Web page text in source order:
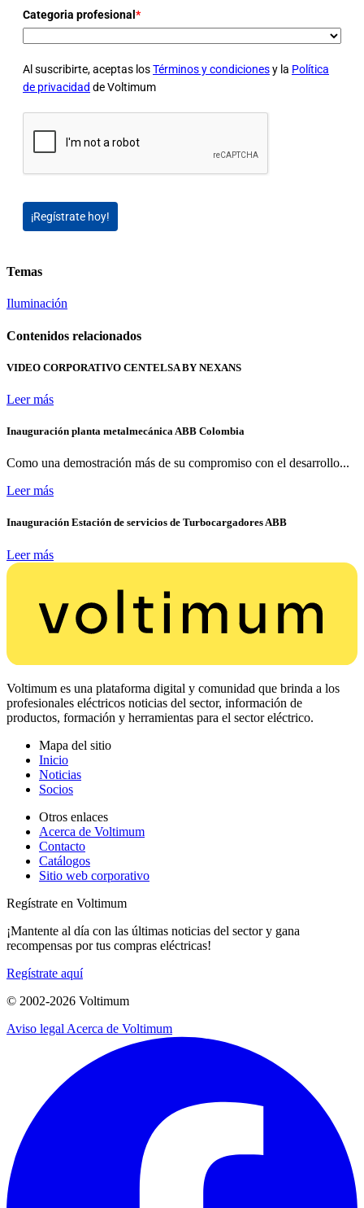
Categoria profesional *
Al suscribirte, aceptas losTérminos y condicionesy la Política
de privacidad de Voltimum
¡Regístrate hoy!
Temas
Iluminación
Contenidos relacionados
VIDEO CORPORATIVO CENTELSA BY NEXANS
Leer más
Inauguración planta metalmecánica ABB Colombia
Como una demostración más de su compromiso con el desarrollo...
Leer más
Inauguración Estación de servicios de Turbocargadores ABB
Leer más
Voltimum es una plataforma digital y comunidad que brinda a los
profesionales eléctricos noticias del sector, información de
productos, formación y herramientas para el sector eléctrico.
Mapa del sitio
Inicio
Noticias
Socios
Otros enlaces
Acerca de Voltimum
Contacto
Catálogos
Sitio web corporativo
Regístrate en Voltimum
¡Mantente al día con las últimas noticias del sector y gana
recompensas por tus compras eléctricas!
Regístrate aquí
© 2002-2026 Voltimum
Aviso legal Acerca de Voltimum